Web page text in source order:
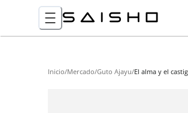
Inicio/Mercado/Guto Ajayu/El alma y el